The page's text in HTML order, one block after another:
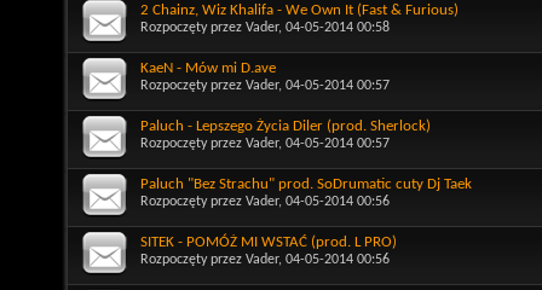
2 Chainz, Wiz Khalifa - We Own It (Fast & Furious)
Rozpoczęty przez Vader, 04-05-2014 00:58
KaeN - Mów mi D.ave
Rozpoczęty przez Vader, 04-05-2014 00:57
Paluch - Lepszego Życia Diler (prod. Sherlock)
Rozpoczęty przez Vader, 04-05-2014 00:57
Paluch "Bez Strachu" prod. SoDrumatic cuty Dj Taek
Rozpoczęty przez Vader, 04-05-2014 00:56
SITEK - POMÓŻ MI WSTAĆ (prod. L PRO)
Rozpoczęty przez Vader, 04-05-2014 00:56